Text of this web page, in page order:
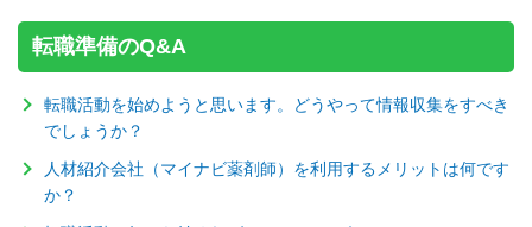
転職準備のQ&A
転職活動を始めようと思います。どうやって情報収集をすべき
でしょうか？
人材紹介会社（マイナビ薬剤師）を利用するメリットは何です
か？